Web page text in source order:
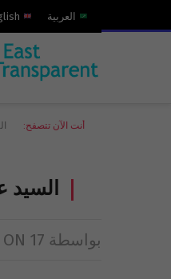
العربية
أنت الآن تتصفح:
السيد
بواسطة ON 17 سبتمبر 2012